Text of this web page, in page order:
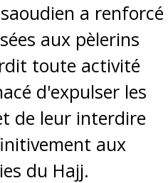
a renforcé
aux pèlerins
toute activité
d'expulser les
de leur interdire
aux
du Hajj.